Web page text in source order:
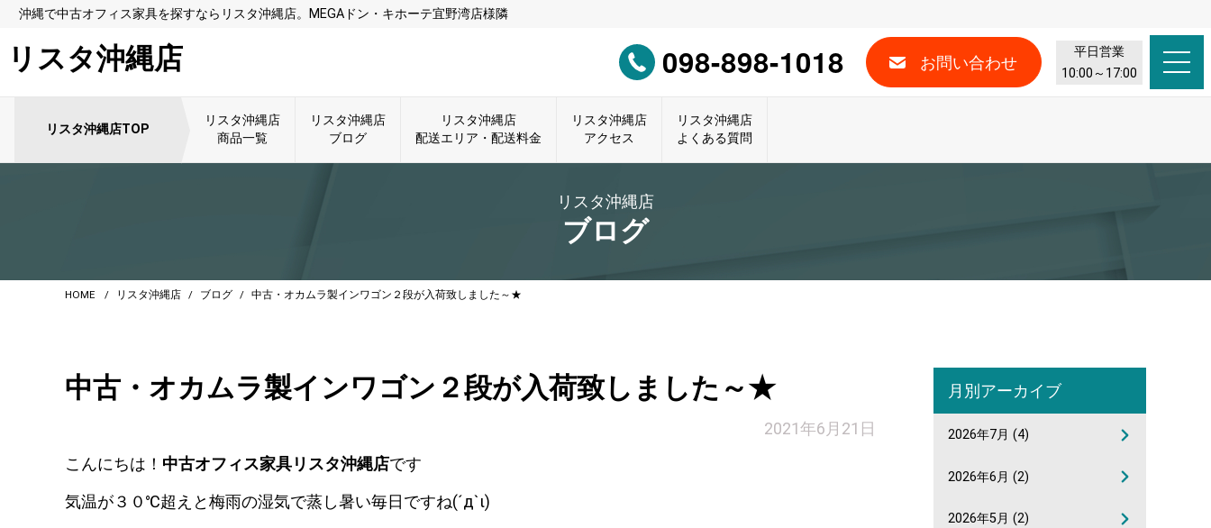
沖縄で中古オフィス家具を探すならリスタ沖縄店。MEGAドン・キホーテ宜野湾店様隣
リスタ沖縄店 098-898-1018 お問い合わせ
平日営業
10:00～17:00
リスタ沖縄店TOP
リスタ沖縄店
商品一覧
リスタ沖縄店
ブログ
リスタ沖縄店
配送エリア・配送料金
リスタ沖縄店
アクセス
リスタ沖縄店
よくある質問
リスタ沖縄店
ブログ
HOME リスタ沖縄店 ブログ 中古・オカムラ製インワゴン２段が入荷致しました～★
中古・オカムラ製インワゴン２段が入荷致しました～★
2021年6月21日
こんにちは！ 中古オフィス家具リスタ沖縄店です
気温が３０℃超えと梅雨の湿気で蒸し暑い毎日ですね(´д`ι)
月別アーカイブ
2026年7月 (4)
2026年6月 (2)
2026年5月 (2)